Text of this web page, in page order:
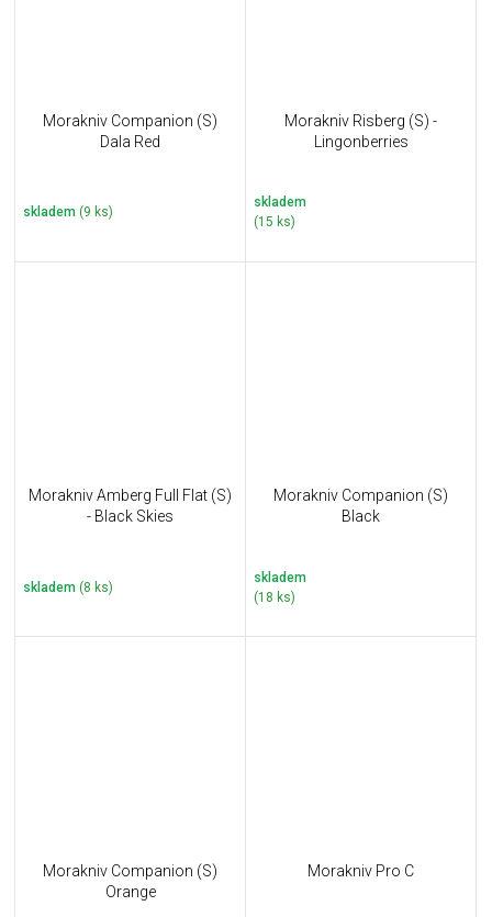
Morakniv Companion (S)
Dala Red
skladem (9 ks)
Morakniv Risberg (S) -
Lingonberries
skladem
(15 ks)
Morakniv Amberg Full Flat (S)
- Black Skies
skladem (8 ks)
Morakniv Companion (S)
Black
skladem
(18 ks)
Morakniv Companion (S)
Orange
Morakniv Pro C